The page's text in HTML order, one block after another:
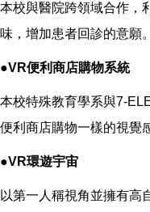
本校與醫院跨領域合作，
味，增加患者回診的意願。
●VR便利商店購物系統
本校特殊教育學系與7-
便利商店購物一樣的視覺
●VR環遊宇宙
以第一人稱視角並擁有高